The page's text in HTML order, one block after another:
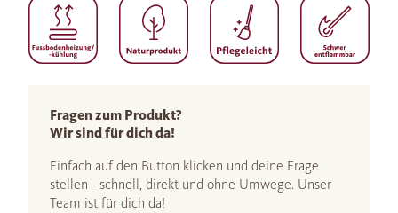
Fragen zum Produkt?
Wir sind für dich da!
Einfach auf den Button klicken und deine Frage
stellen - schnell, direkt und ohne Umwege. Unser
Team ist für dich da!